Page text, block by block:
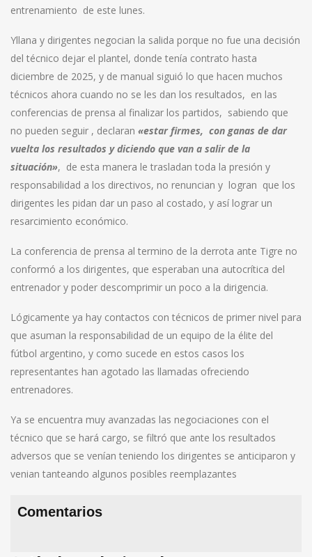
entrenamiento de este lunes.
Yllana y dirigentes negocian la salida porque no fue una decisión
del técnico dejar el plantel, donde tenía contrato hasta
diciembre de 2025, y de manual siguió lo que hacen muchos
técnicos ahora cuando no se les dan los resultados, en las
conferencias de prensa al finalizar los partidos, sabiendo que
no pueden seguir , declaran «estar firmes, con ganas de dar
vuelta los resultados y diciendo que van a salir de la
situación», de esta manera le trasladan toda la presión y
responsabilidad a los directivos, no renuncian y logran que los
dirigentes les pidan dar un paso al costado, y así lograr un
resarcimiento económico.
La conferencia de prensa al termino de la derrota ante Tigre no
conformó a los dirigentes, que esperaban una autocrítica del
entrenador y poder descomprimir un poco a la dirigencia.
Lógicamente ya hay contactos con técnicos de primer nivel para
que asuman la responsabilidad de un equipo de la élite del
fútbol argentino, y como sucede en estos casos los
representantes han agotado las llamadas ofreciendo
entrenadores.
Ya se encuentra muy avanzadas las negociaciones con el
técnico que se hará cargo, se filtró que ante los resultados
adversos que se venían teniendo los dirigentes se anticiparon y
venian tanteando algunos posibles reemplazantes
Comentarios